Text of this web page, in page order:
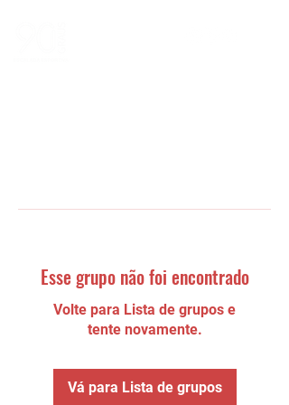
Esse grupo não foi encontrado
Volte para Lista de grupos e
tente novamente.
Vá para Lista de grupos